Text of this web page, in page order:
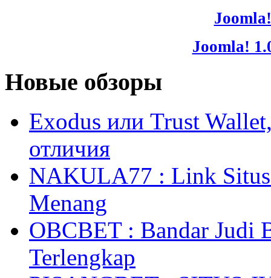
Joomla!
Новые обзоры
Exodus или Trust
отличия
NAKULA77 : Link Situs
Menang
OBCBET : Bandar Judi
Terlengkap